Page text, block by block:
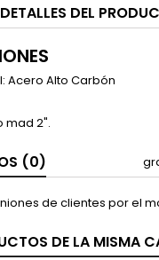
DETALLES DEL
Acero Alto Carbón
mad 2".
(0)
de clientes por el
DE LA MISMA